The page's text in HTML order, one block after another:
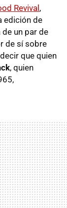
Revival,
edición de
un par de
de sí sobre
que quien
, quien